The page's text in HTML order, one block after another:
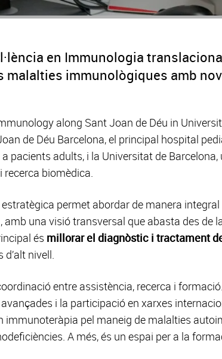
en Immunologia
malalties immunològiques amb
along Sant Joan de Déu in
de Déu Barcelona, el principal hospital
a pacients adults, i la Universitat de
recerca biomèdica.
permet abordar de manera
una visió transversal que abasta des de
és millorar el diagnòstic i tractament
nivell.
entre assistència, recerca i
i la participació en xarxes
immunoteràpia pel maneig de malalties
A més, és un espai per a la